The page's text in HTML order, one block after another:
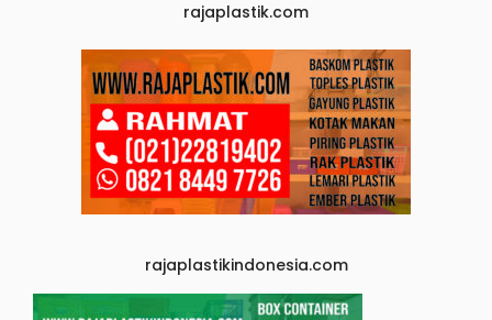
rajaplastik.com
rajaplastikindonesia.com